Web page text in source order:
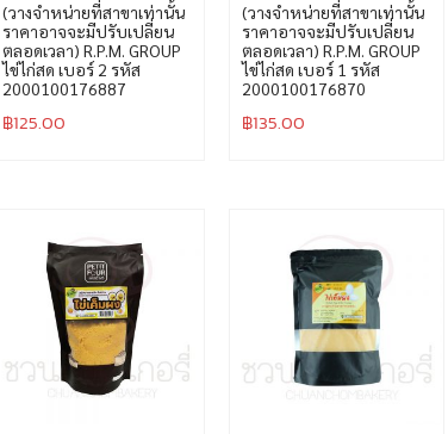
(วางจำหน่ายที่สาขาเท่านั้น
ราคาอาจจะมีปรับเปลี่ยน
ตลอดเวลา) R.P.M. GROUP
ไข่ไก่สด เบอร์ 2 รหัส
2000100176887
฿125.00
(วางจำหน่ายที่สาขาเท่านั้น
ราคาอาจจะมีปรับเปลี่ยน
ตลอดเวลา) R.P.M. GROUP
ไข่ไก่สด เบอร์ 1 รหัส
2000100176870
฿135.00